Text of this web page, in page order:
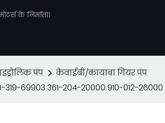
के निर्माता।
पंप
केवाईबी/कायाबा गियर पंप
69903 361-204-20000 910-012-